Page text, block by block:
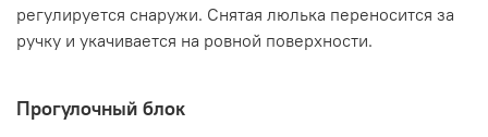
регулируется снаружи. Снятая люлька переносится за
ручку и укачивается на ровной поверхности.
Прогулочный блок